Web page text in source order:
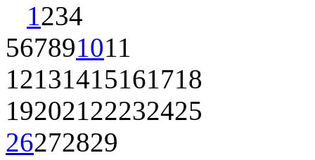
1234
567891011
12131415161718
19202122232425
26272829